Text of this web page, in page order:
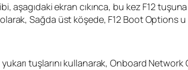
aşagıdaki ekran cıkınca, bu kez F12
Sağda üst köşede, F12 Boot Options
tuşlarını kullanarak, Onboard